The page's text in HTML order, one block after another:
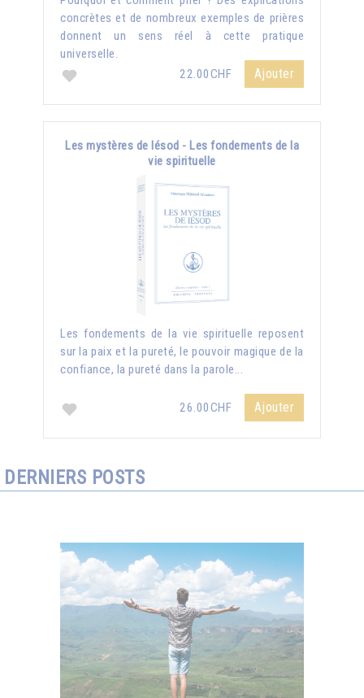
concrètes et de nombreux exemples de prières
donnent un sens réel à cette pratique
universelle.
22.00CHF
Ajouter
Les mystères de Iésod - Les fondements de la
vie spirituelle
Les fondements de la vie spirituelle reposent
sur la paix et la pureté, le pouvoir magique de la
confiance, la pureté dans la parole...
26.00CHF Ajouter
DERNIERS POSTS